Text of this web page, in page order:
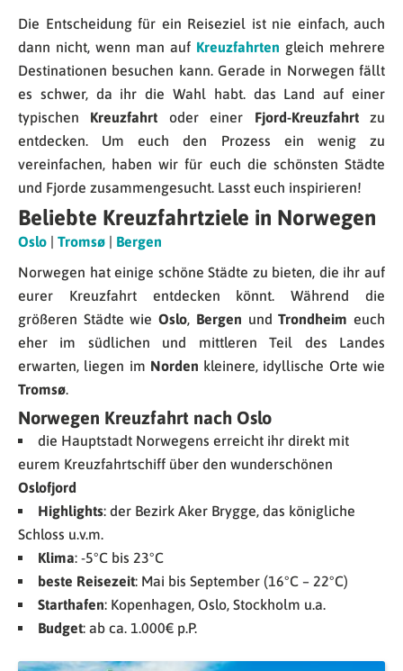
Die Entscheidung für ein Reiseziel ist nie einfach, auch
dann nicht, wenn man auf Kreuzfahrten gleich mehrere
Destinationen besuchen kann. Gerade in Norwegen fällt
es schwer, da ihr die Wahl habt. das Land auf einer
typischen Kreuzfahrt oder einer Fjord-Kreuzfahrtzu
entdecken. Um euch den Prozess ein wenig zu
vereinfachen, haben wir für euch die schönsten Städte
und Fjorde zusammengesucht. Lasst euch inspirieren!
Beliebte Kreuzfahrtziele in Norwegen
Oslo Tromsø
Bergen
Norwegen hat einige schöne Städte zu bieten, die ihr auf
eurer Kreuzfahrt entdecken könnt. Während die
größeren Städte wieOslo, Bergen undTrondheim euch
eher im südlichen und mittleren Teil des Landes
erwarten, liegen im Norden kleinere, idyllische Orte wie
Tromsø.
Norwegen Kreuzfahrt nach Oslo
die Hauptstadt Norwegens erreicht ihr direkt mit
eurem Kreuzfahrtschiff über den wunderschönen
Oslofjord
Highlights: der Bezirk Aker Brygge, das königliche
Schloss u.v.m.
Klima: -5°C bis 23°C
beste Reisezeit: Mai bis September (16°C – 22°C)
Starthafen: Kopenhagen, Oslo, Stockholm u.a.
Budget: ab ca. 1.000€ p.P.